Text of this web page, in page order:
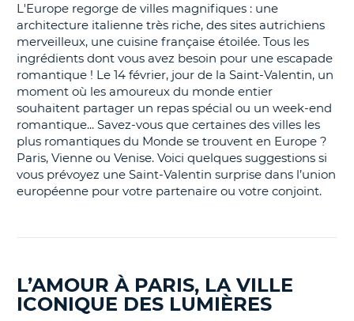
L'Europe regorge de villes magnifiques : une
architecture italienne très riche, des sites autrichiens
merveilleux, une cuisine française étoilée. Tous les
ingrédients dont vous avez besoin pour une escapade
romantique ! Le 14 février, jour de la Saint-Valentin, un
moment où les amoureux du monde entier
souhaitent partager un repas spécial ou un week-end
romantique... Savez-vous que certaines des villes les
plus romantiques du Monde se trouvent en Europe ?
Paris, Vienne ou Venise. Voici quelques suggestions si
vous prévoyez une Saint-Valentin surprise dans l’union
européenne pour votre partenaire ou votre conjoint.
L’AMOUR À PARIS, LA VILLE
ICONIQUE DES LUMIÈRES